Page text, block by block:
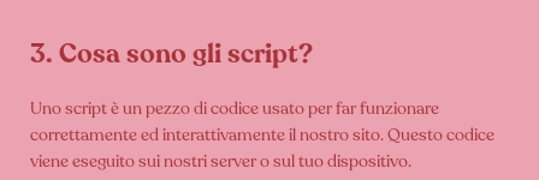
3. Cosa sono gli script?
Uno script è un pezzo di codice usato per far funzionare
correttamente ed interattivamente il nostro sito. Questo codice
viene eseguito sui nostri server o sul tuo dispositivo.